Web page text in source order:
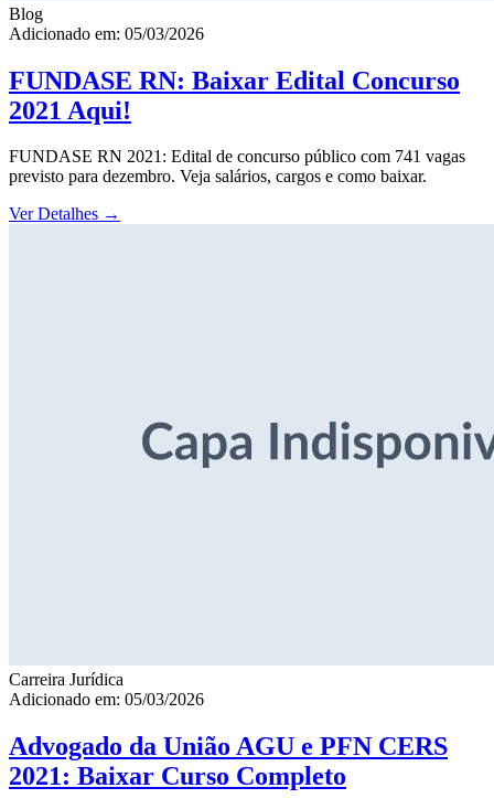
Blog
Adicionado em: 05/03/2026
FUNDASE RN: Baixar Edital Concurso
2021 Aqui!
FUNDASE RN 2021: Edital de concurso público com 741 vagas
previsto para dezembro. Veja salários, cargos e como baixar.
Ver Detalhes →
Carreira Jurídica
Adicionado em: 05/03/2026
Advogado da União AGU e PFN CERS
2021: Baixar Curso Completo